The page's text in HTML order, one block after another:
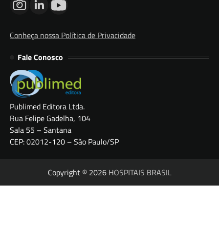
Conheça nossa Política de Privacidade
Fale Conosco
Publimed Editora Ltda.
Rua Felipe Gadelha, 104
Sala 55 – Santana
CEP: 02012-120 – São Paulo/SP
Copyright © 2026 HOSPITAIS BRASIL